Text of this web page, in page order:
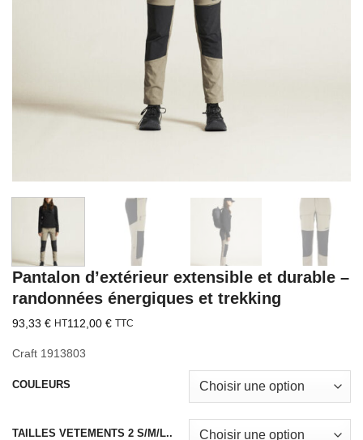
Pantalon d’extérieur extensible et durable –
randonnées énergiques et trekking
93,33 € HT112,00 € TTC
Craft 1913803
COULEURS
TAILLES VETEMENTS 2 S/M/L..